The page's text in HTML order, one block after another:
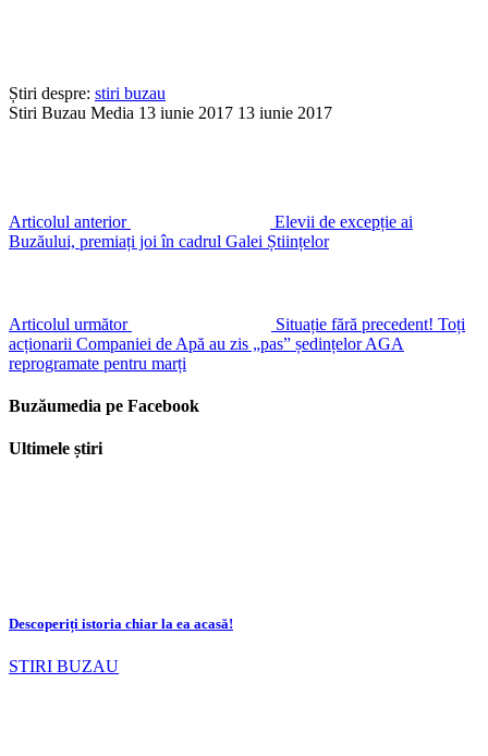
Știri despre: stiri buzau
Stiri Buzau Media 13 iunie 2017 13 iunie 2017
Articolul anterior
Elevii de excepție ai
Buzăului, premiați joi în cadrul Galei Științelor
Articolul următor
Situație fără precedent! Toți
acționarii Companiei de Apă au zis „pas” ședințelor AGA
reprogramate pentru marți
Buzăumedia pe Facebook
Ultimele știri
Descoperiți istoria chiar la ea acasă!
STIRI BUZAU